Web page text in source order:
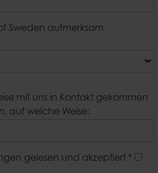
Sweden aufmerksam
mit uns in Kontakt gekommen
auf welche Weise:
gelesen und akzeptiert *